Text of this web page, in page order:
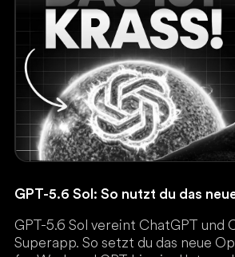
GPT-5.6 Sol: So nutzt du das
GPT-5.6 Sol vereint ChatGPT und
Superapp. So setzt du das neue